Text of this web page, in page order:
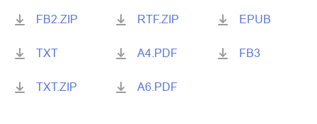
FB2.ZIP
TXT
TXT.ZIP
RTF.ZIP
A4.PDF
A6.PDF
EPUB
FB3